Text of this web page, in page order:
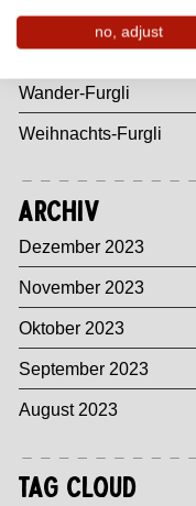
Wintersport-Furgli
Wander-Furgli
Weihnachts-Furgli
Archiv
Dezember 2023
November 2023
Oktober 2023
September 2023
August 2023
Tag Cloud
no, adjust